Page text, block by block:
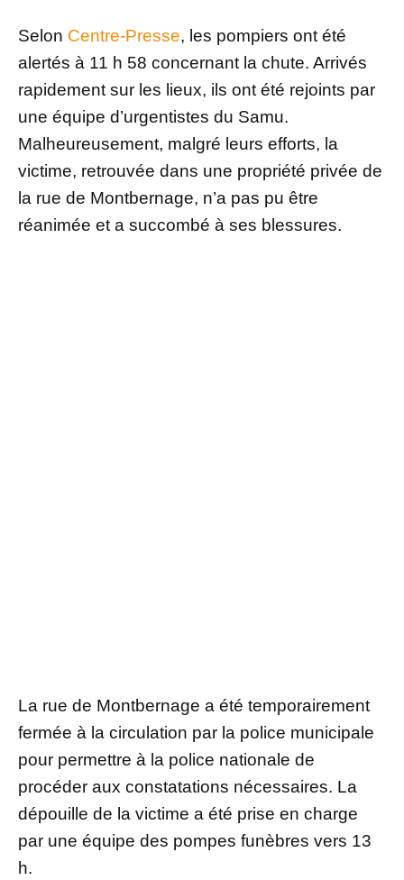
Selon Centre-Presse, les pompiers ont été
alertés à 11 h 58 concernant la chute. Arrivés
rapidement sur les lieux, ils ont été rejoints par
une équipe d’urgentistes du Samu.
Malheureusement, malgré leurs efforts, la
victime, retrouvée dans une propriété privée de
la rue de Montbernage, n’a pas pu être
réanimée et a succombé à ses blessures.
La rue de Montbernage a été temporairement
fermée à la circulation par la police municipale
pour permettre à la police nationale de
procéder aux constatations nécessaires. La
dépouille de la victime a été prise en charge
par une équipe des pompes funèbres vers 13
h.